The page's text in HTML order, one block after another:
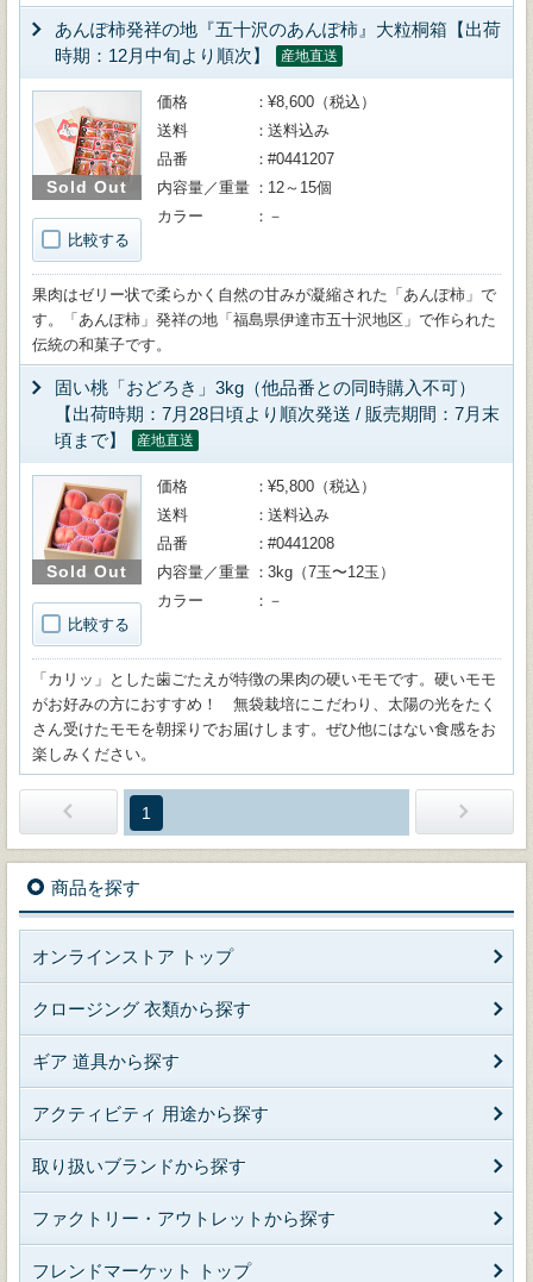
あんぽ柿発祥の地『五十沢のあんぽ柿』大粒桐箱【出荷
時期：12月中旬より順次】
産地直送
Sold Out
比較する
価格
¥8,600（税込）
送料
送料込み
品番
#0441207
内容量／重量
12～15個
カラー
－
果肉はゼリー状で柔らかく自然の甘みが凝縮された「あんぽ柿」で
す。「あんぽ柿」発祥の地「福島県伊達市五十沢地区」で作られた
伝統の和菓子です。
固い桃「おどろき」3kg（他品番との同時購入不可）
【出荷時期：7月28日頃より順次発送 / 販売期間：7月末
頃まで】
産地直送
Sold Out
比較する
価格
¥5,800（税込）
送料
送料込み
品番
#0441208
内容量／重量
3kg（7玉〜12玉）
カラー
－
「カリッ」とした歯ごたえが特徴の果肉の硬いモモです。硬いモモ
がお好みの方におすすめ！ 無袋栽培にこだわり、太陽の光をたく
さん受けたモモを朝採りでお届けします。ぜひ他にはない食感をお
楽しみください。
1
商品を探す
オンラインストア トップ
クロージング 衣類から探す
ギア 道具から探す
アクティビティ 用途から探す
取り扱いブランドから探す
ファクトリー・アウトレットから探す
フレンドマーケット トップ